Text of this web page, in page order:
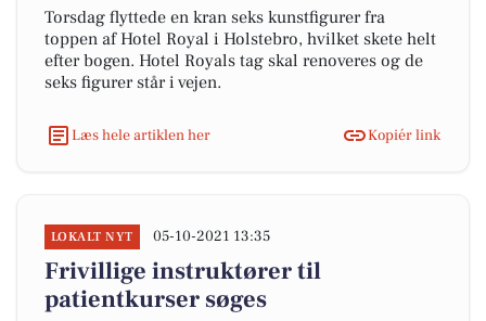
Torsdag flyttede en kran seks kunstfigurer fra
toppen af Hotel Royal i Holstebro, hvilket skete helt
efter bogen. Hotel Royals tag skal renoveres og de
seks figurer står i vejen.
Læs hele artiklen her Kopiér link
LOKALT NYT 05-10-2021 13:35
Frivillige instruktører til
patientkurser søges